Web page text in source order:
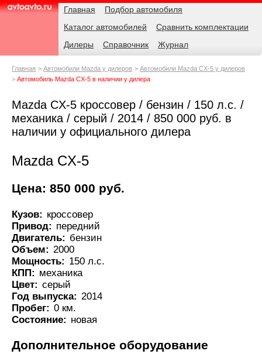
AvtoAvto.ru
Навигация Главная
Подбор автомобиля
Каталог автомобилей
Сравнить комплектации
Дилеры
Справочник Журнал
Родительские
Главная Автомобили Mazda у дилеров
Автомобили Mazda CX-5 у дилеров
Автомобиль Mazda CX-5 в наличии у дилера
Mazda CX-5 кроссовер / бензин / 150 л.с. /
механика / серый / 2014 / 850 000 руб. в
наличии у официального дилера
Mazda CX-5
Цена: 850 000 руб.
Кузов: кроссовер
Привод: передний
Двигатель: бензин
Объем: 2000
Мощность: 150 л.с.
КПП: механика
Цвет: серый
Год выпуска: 2014
Пробег: 0 км.
Состояние: новая
Дополнительное оборудование